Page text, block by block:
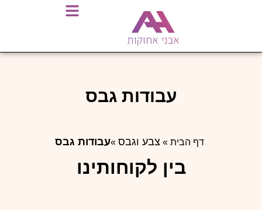
עבודות גבס
דף הבית » צבע וגבס »עבודות גבס
בין לקוחותינו